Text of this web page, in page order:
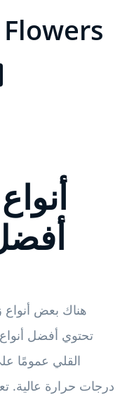
هناك بعض
تحتوي أفضل
القلي عمومًا
درجات حرارة عالية.